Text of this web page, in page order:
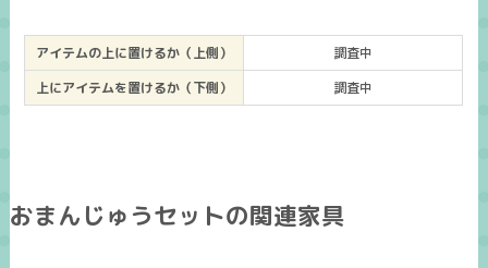
アイテムの上に置けるか（上側）
調査中
上にアイテムを置けるか（下側）
調査中
おまんじゅうセットの関連家具